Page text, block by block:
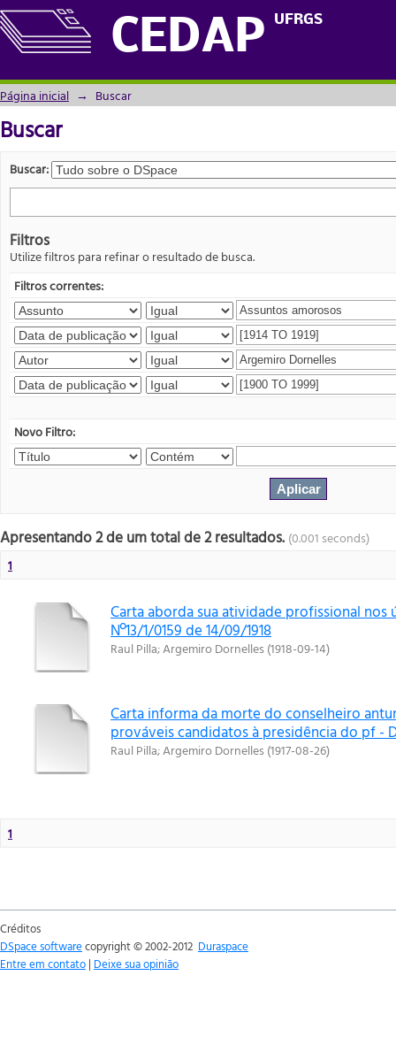
CEDAP UFRGS
Buscar
Página inicial → Buscar
Buscar
Buscar:
Filtros
Utilize filtros para refinar o resultado de busca.
Filtros correntes:
Novo Filtro:
Apresentando 2 de um total de 2 resultados. (0.001 seconds)
1
Carta aborda sua atividade profissional nos
Nº13/1/0159 de 14/09/1918
Raul Pilla;Argemiro Dornelles(1918-09-14)
Carta informa da morte do conselheiro
prováveis candidatos à presidência do pf -
Raul Pilla;Argemiro Dornelles(1917-08-26)
1
Créditos
DSpace softwarecopyright © 2002-2012 Duraspace
Entre em contato | Deixe sua opinião